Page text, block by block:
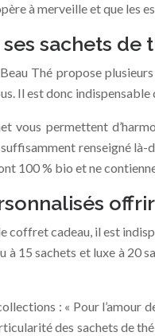
à merveille et que les
sachets de
Thé propose
Il est donc
vous permettent
renseigné
100 % bio et ne
coffret cadeau, il est
à 15 sachets et luxe à
: « Pour l’amour
des sachets de